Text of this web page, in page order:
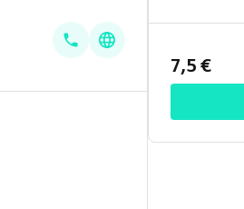
7,5 €